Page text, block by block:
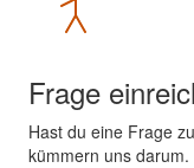
Frage
Hast du eine Frage
kümmern uns darum.